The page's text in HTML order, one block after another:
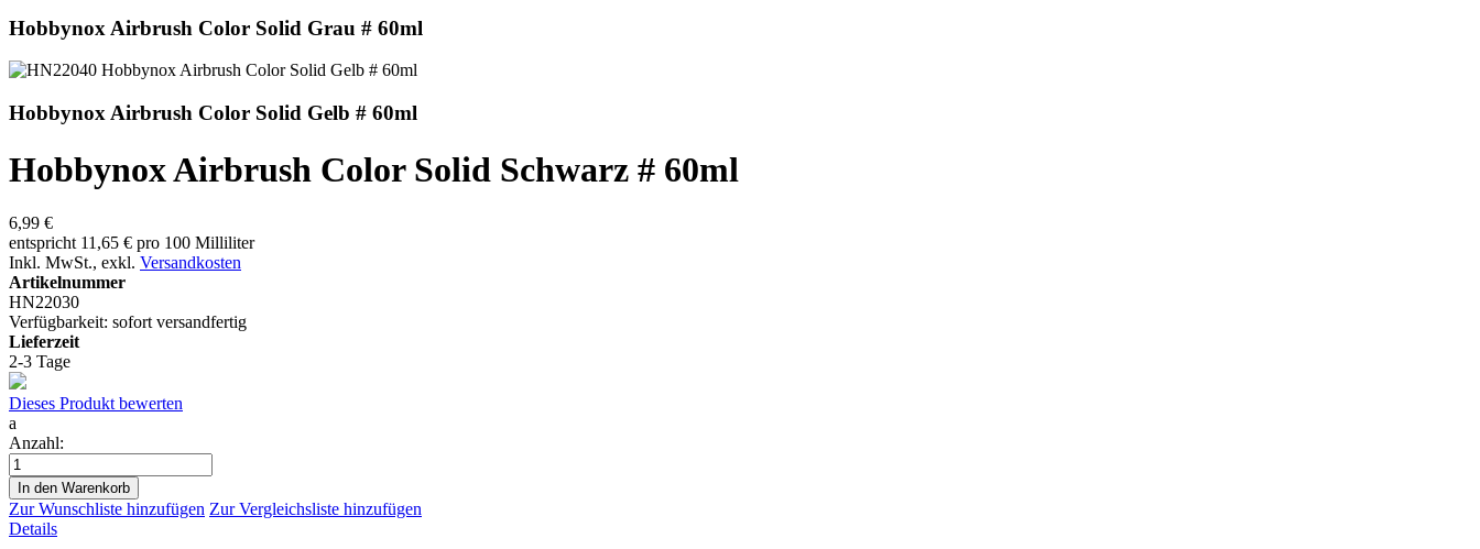
Hobbynox Airbrush Color Solid Grau # 60ml
Hobbynox Airbrush Color Solid Gelb # 60ml
Hobbynox Airbrush Color Solid Schwarz # 60ml
6,99 €
entspricht 11,65 € pro 100 Milliliter
Inkl. MwSt., exkl. Versandkosten
Artikelnummer
HN22030
Verfügbarkeit: sofort versandfertig
Lieferzeit
2-3 Tage
Dieses Produkt bewerten
a
Anzahl:
In den Warenkorb
Zur Wunschliste hinzufügen Zur Vergleichsliste hinzufügen
Details